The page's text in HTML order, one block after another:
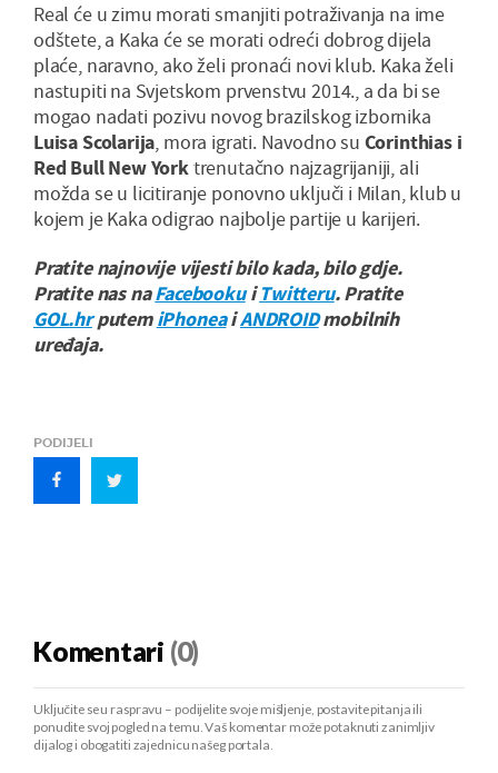
Real će u zimu morati smanjiti potraživanja na ime
odštete, a Kaka će se morati odreći dobrog dijela
plaće, naravno, ako želi pronaći novi klub. Kaka želi
nastupiti na Svjetskom prvenstvu 2014., a da bi se
mogao nadati pozivu novog brazilskog izbornika
Luisa Scolarija, mora igrati. Navodno su Corinthias i
Red Bull New Yorktrenutačno najzagrijaniji, ali
možda se u licitiranje ponovno uključi i Milan, klub u
kojem je Kaka odigrao najbolje partije u karijeri.
Pratite najnovije vijesti bilo kada, bilo gdje.
Pratite nas naFacebookuiTwitteru. Pratite
GOL.hrputemiPhoneaiANDROIDmobilnih
uređaja.
PODIJELI
Komentari (0)
Uključite se u raspravu – podijelite svoje mišljenje, postavite pitanja ili
ponudite svoj pogled na temu. Vaš komentar može potaknuti zanimljiv
dijalog i obogatiti zajednicu našeg portala.